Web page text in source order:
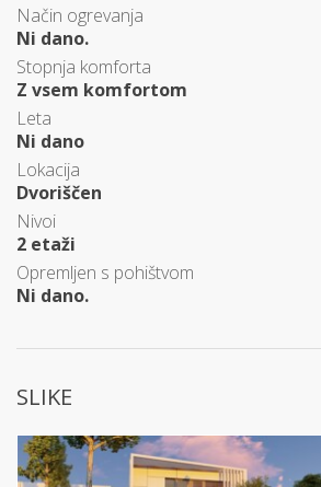
Način ogrevanja
Ni dano.
Stopnja komforta
Z vsem komfortom
Leta
Ni dano
Lokacija
Dvoriščen
Nivoi
2 etaži
Opremljen s pohištvom
Ni dano.
SLIKE